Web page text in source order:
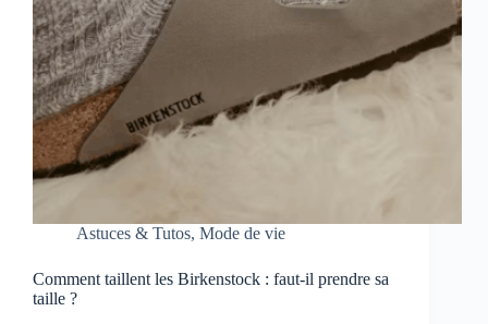
Astuces & Tutos, Mode de vie
Comment taillent les Birkenstock : faut-il prendre sa
taille ?